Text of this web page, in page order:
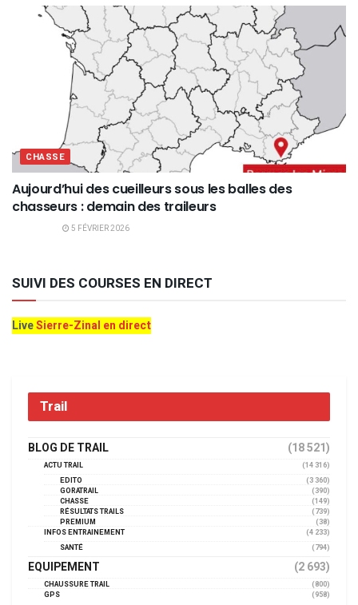
CHASSE
Aujourd’hui des cueilleurs sous les balles des
chasseurs : demain des traileurs
5 FÉVRIER 2026
SUIVI DES COURSES EN DIRECT
LiveSierre-Zinal en direct
Trail
BLOG DE TRAIL (18 521)
ACTU TRAIL
(14 316)
EDITO
(3 360)
GORATRAIL
(390)
CHASSE
(149)
RÉSULTATS TRAILS
(739)
PREMIUM
(38)
INFOS ENTRAINEMENT
(4 233)
SANTÉ
(794)
EQUIPEMENT (2 693)
CHAUSSURE TRAIL
(800)
GPS
(958)